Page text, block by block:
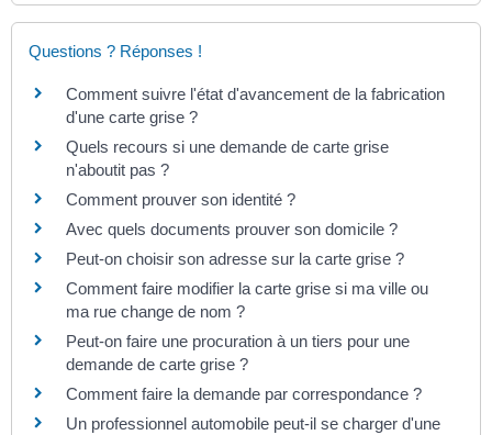
Questions ? Réponses !
Comment suivre l'état d'avancement de la fabrication
d'une carte grise ?
Quels recours si une demande de carte grise
n'aboutit pas ?
Comment prouver son identité ?
Avec quels documents prouver son domicile ?
Peut-on choisir son adresse sur la carte grise ?
Comment faire modifier la carte grise si ma ville ou
ma rue change de nom ?
Peut-on faire une procuration à un tiers pour une
demande de carte grise ?
Comment faire la demande par correspondance ?
Un professionnel automobile peut-il se charger d'une